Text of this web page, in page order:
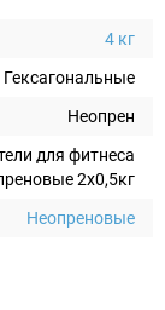
4 кг
Гексагональные
Неопрен
для фитнеса
2x0,5кг
Неопреновые